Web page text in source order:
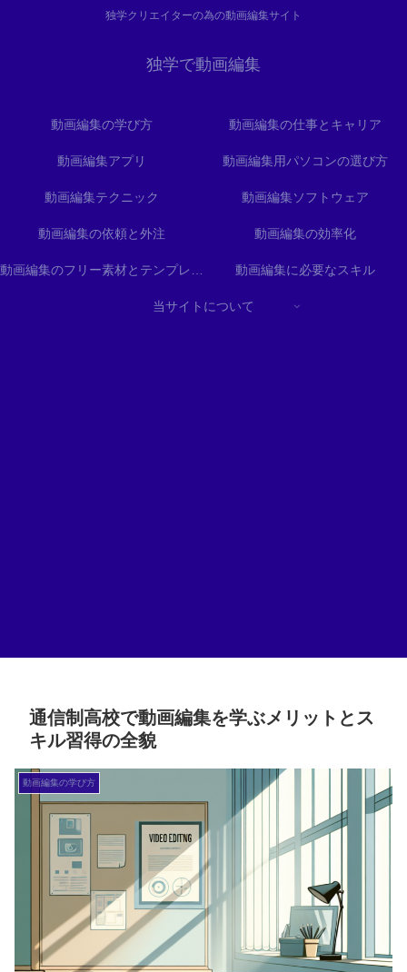
独学クリエイターの為の動画編集サイト
独学で動画編集
動画編集の学び方 動画編集の仕事とキャリア
動画編集アプリ 動画編集用パソコンの選び方
動画編集テクニック 動画編集ソフトウェア
動画編集の依頼と外注 動画編集の効率化
動画編集のフリー素材とテンプレート 動画編集に必要なスキル
当サイトについて
通信制高校で動画編集を学ぶメリットとス
キル習得の全貌
動画編集の学び方